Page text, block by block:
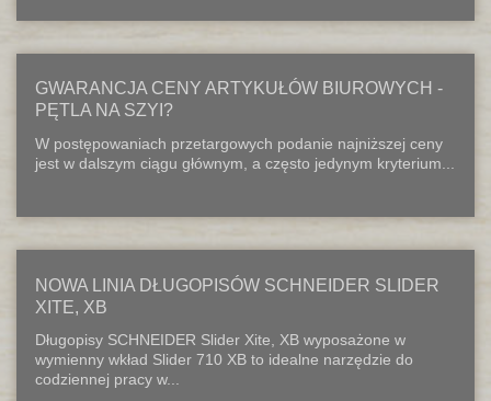
GWARANCJA CENY ARTYKUŁÓW BIUROWYCH -
PĘTLA NA SZYI?
W postępowaniach przetargowych podanie najniższej ceny
jest w dalszym ciągu głównym, a często jedynym kryterium...
NOWA LINIA DŁUGOPISÓW SCHNEIDER SLIDER
XITE, XB
Długopisy SCHNEIDER Slider Xite, XB wyposażone w
wymienny wkład Slider 710 XB to idealne narzędzie do
codziennej pracy w...